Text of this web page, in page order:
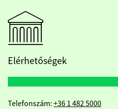
Elérhetőségek
Telefonszám: +36 1 482 5000